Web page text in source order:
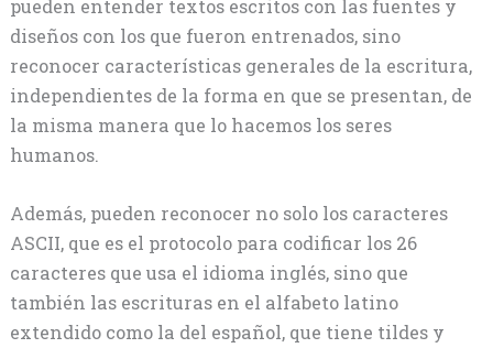
pueden entender textos escritos con las fuentes y
diseños con los que fueron entrenados, sino
reconocer características generales de la escritura,
independientes de la forma en que se presentan, de
la misma manera que lo hacemos los seres
humanos.
Además, pueden reconocer no solo los caracteres
ASCII, que es el protocolo para codificar los 26
caracteres que usa el idioma inglés, sino que
también las escrituras en el alfabeto latino
extendido como la del español, que tiene tildes y